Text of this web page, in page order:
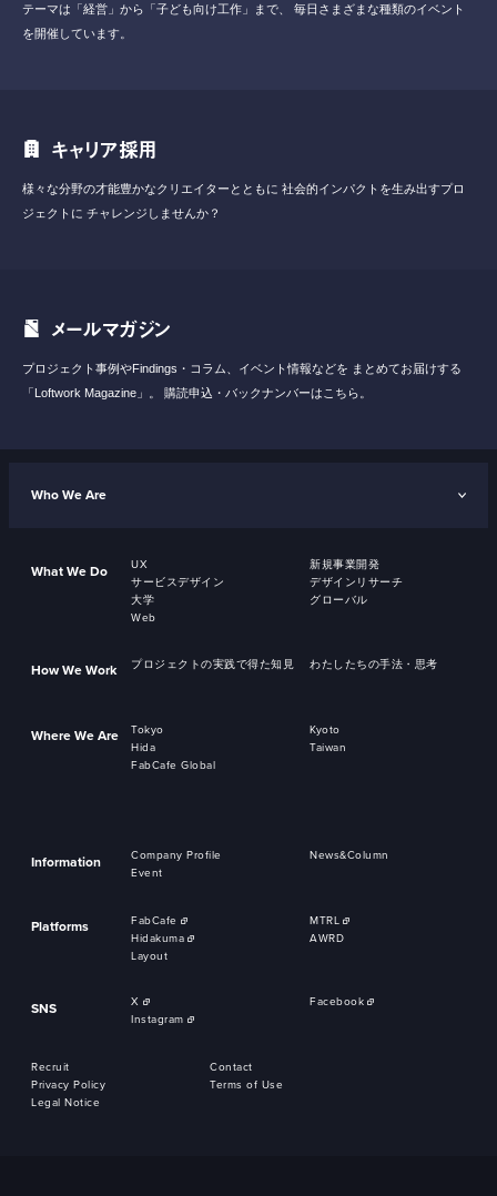
テーマは「経営」から「子ども向け工作」まで、
毎日さまざまな種類のイベント
を開催しています。
キャリア採用
様々な分野の才能豊かなクリエイターとともに 社会的インパクトを生み出すプロ
ジェクトに チャレンジしませんか？
メールマガジン
プロジェクト事例やFindings・コラム、イベント情報などを まとめてお届けする
「Loftwork Magazine」。
購読申込・バックナンバーはこちら。
Who We Are
What We Do UX
新規事業開発
サービスデザイン
デザインリサーチ
大学
グローバル
Web
How We Work プロジェクトの実践で得た知見 わたしたちの手法・思考
Where We Are Tokyo
Kyoto
Hida
Taiwan
FabCafe Global
Information Company Profile
News&Column
Event
Platforms FabCafe
MTRL
Hidakuma
AWRD
Layout
SNS X
Facebook
Instagram
Recruit
Contact
Privacy Policy
Terms of Use
Legal Notice